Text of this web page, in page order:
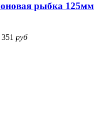
рыбка 125мм
351 руб